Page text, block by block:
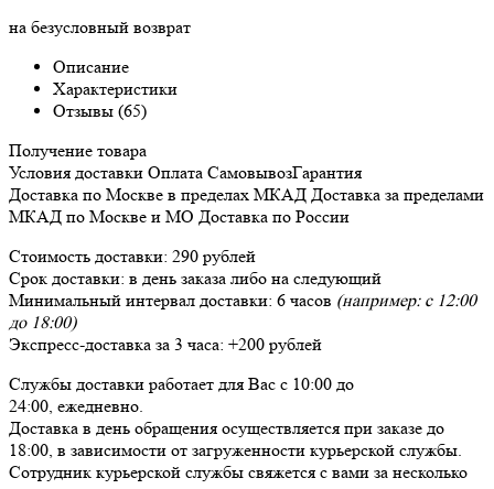
на безусловный возврат
Описание
Характеристики
Отзывы (65)
Получение товара
Условия доставки Оплата СамовывозГарантия
Доставка по Москве в пределах МКАД Доставка за пределами
МКАД по Москве и МО Доставка по России
Стоимость доставки: 290 рублей
Срок доставки: в день заказа либо на следующий
Минимальный интервал доставки: 6 часов (например: с 12:00
до 18:00)
Экспресс-доставка за 3 часа: +200 рублей
Службы доставки работает для Вас с 10:00 до
24:00, ежедневно.
Доставка в день обращения осуществляется при заказе до
18:00, в зависимости от загруженности курьерской службы.
Сотрудник курьерской службы свяжется с вами за несколько